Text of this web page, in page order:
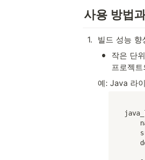
사용 방법
1. 빌드 성능 향
•
작은 단
프로젝
예: Java 라